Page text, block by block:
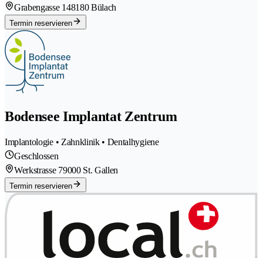
Grabengasse 148180 Bülach
Termin reservieren
Bodensee Implantat Zentrum
Implantologie • Zahnklinik • Dentalhygiene
Geschlossen
Werkstrasse 79000 St. Gallen
Termin reservieren